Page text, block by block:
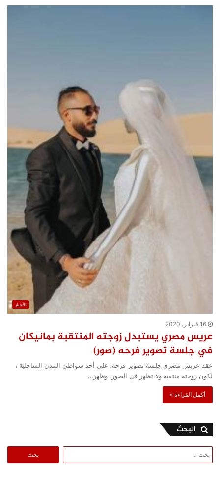
الأخبار
16 فبراير، 2020
عريس مصري يستبدل زوجته المنتقبة بمانيكان
في جلسة تصوير فرحه (صور)
عقد عريس مصري جلسة تصوير فرحه، على أحد شواطئ المدن الساحلية ،
لكون زوجته منتقبة ولا تظهر في الصور. وظهر…
أكمل القراءة »
البحث
عن: